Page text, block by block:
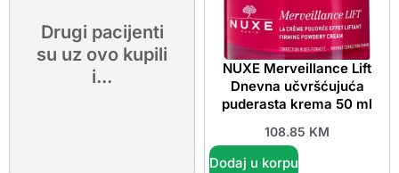
Drugi pacijenti
su uz ovo kupili
i...
NUXE Merveillance Lift
Dnevna učvršćujuća
puderasta krema 50 ml
108.85 KM
Dodaj u korpu